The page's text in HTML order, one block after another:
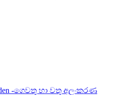
-ගෙවතු හා වතු අලංකරණ